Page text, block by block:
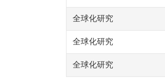
全球化研究
全球化研究
全球化研究